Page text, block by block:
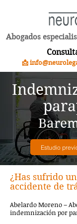
Abogados
📩
Estudio
​¿Has sufrido
accidente de
Abelardo Moreno –
indemnización por